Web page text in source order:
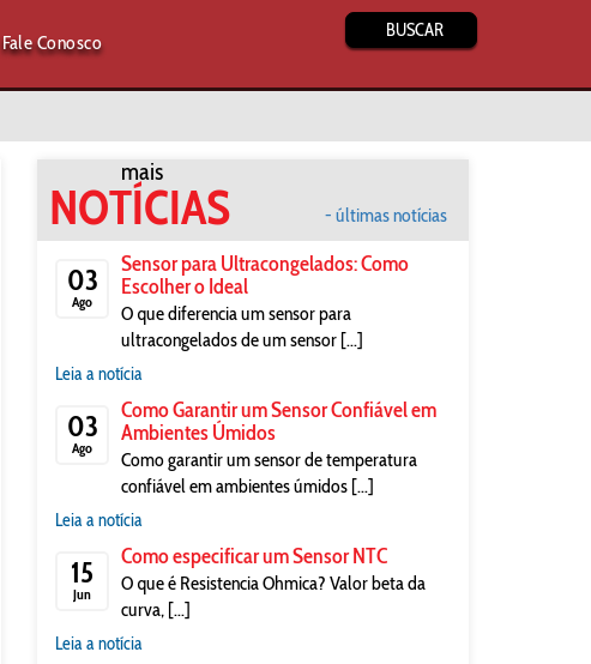
BUSCAR
Fale Conosco
mais
NOTÍCIAS - últimas notícias
03
Ago
Sensor para Ultracongelados: Como
Escolher o Ideal
O que diferencia um sensor para
ultracongelados de um sensor [...]
Leia a notícia
03
Ago
Como Garantir um Sensor Confiável em
Ambientes Úmidos
Como garantir um sensor de temperatura
confiável em ambientes úmidos [...]
Leia a notícia
15
Jun
Como especificar um Sensor NTC
O que é Resistencia Ohmica? Valor beta da
curva, [...]
Leia a notícia